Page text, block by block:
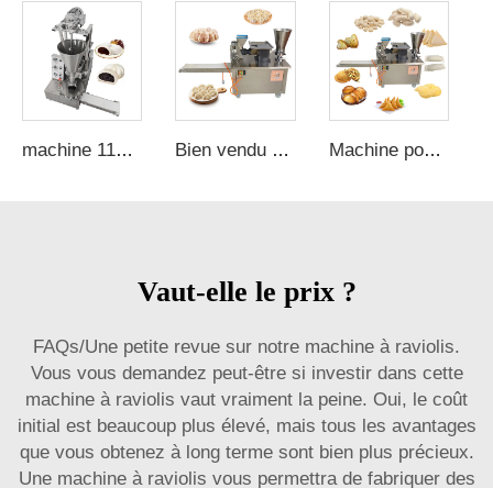
machine 110v 220v semi-automatique fabricant de pains momo machine à ravioli taille bao pain manuel Bien vendu Machine à ravioli Kyoza Russie Fabricant manuel de samosas automatique facile fabricant de ravioli petit gadget de cuisine Machine pour fabriquer des produits céréaliers 110 volts machine à ravioli de bureau machine à samosas automatique
Vaut-elle le prix ?
FAQs/Une petite revue sur notre machine à raviolis.
Vous vous demandez peut-être si investir dans cette
machine à raviolis vaut vraiment la peine. Oui, le coût
initial est beaucoup plus élevé, mais tous les avantages
que vous obtenez à long terme sont bien plus précieux.
Une machine à raviolis vous permettra de fabriquer des